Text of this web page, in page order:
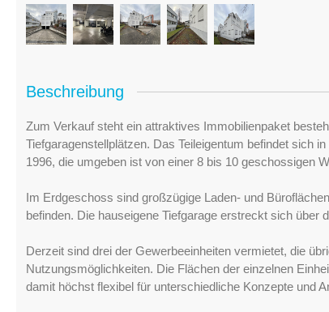
Beschreibung
Zum Verkauf steht ein attraktives Immobilienpaket
Tiefgaragenstellplätzen. Das Teileigentum befindet sich
1996, die umgeben ist von einer 8 bis 10 geschossigen
Im Erdgeschoss sind großzügige Laden- und
befinden. Die hauseigene Tiefgarage erstreckt sich über
Derzeit sind drei der Gewerbeeinheiten vermietet, die
Nutzungsmöglichkeiten. Die Flächen der einzelnen
damit höchst flexibel für unterschiedliche Konzepte und